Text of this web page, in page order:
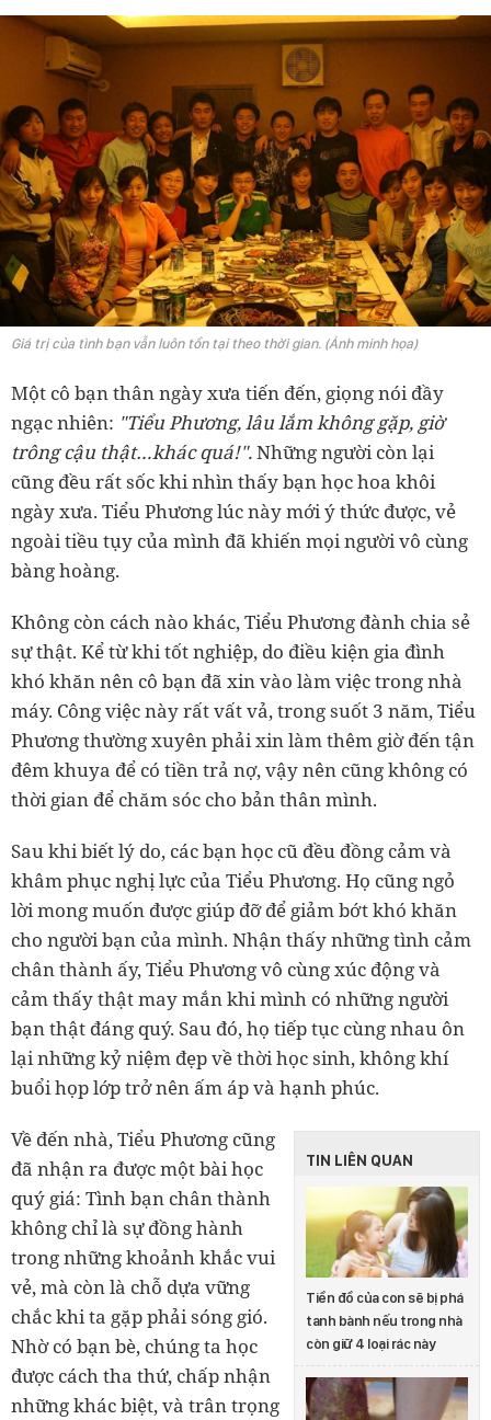
Giá trị của tình bạn vẫn luôn tồn tại theo thời gian. (Ảnh minh họa)
Một cô bạn thân ngày xưa tiến đến, giọng nói đầy
ngạc nhiên: "Tiểu Phương, lâu lắm không gặp, giờ
trông cậu thật…khác quá!".Những người còn lại
cũng đều rất sốc khi nhìn thấy bạn học hoa khôi
ngày xưa. Tiểu Phương lúc này mới ý thức được, vẻ
ngoài tiều tụy của mình đã khiến mọi người vô cùng
bàng hoàng.
Không còn cách nào khác, Tiểu Phương đành chia sẻ
sự thật. Kể từ khi tốt nghiệp, do điều kiện gia đình
khó khăn nên cô bạn đã xin vào làm việc trong nhà
máy. Công việc này rất vất vả, trong suốt 3 năm, Tiểu
Phương thường xuyên phải xin làm thêm giờ đến tận
đêm khuya để có tiền trả nợ, vậy nên cũng không có
thời gian để chăm sóc cho bản thân mình.
Sau khi biết lý do, các bạn học cũ đều đồng cảm và
khâm phục nghị lực của Tiểu Phương. Họ cũng ngỏ
lời mong muốn được giúp đỡ để giảm bớt khó khăn
cho người bạn của mình. Nhận thấy những tình cảm
chân thành ấy, Tiểu Phương vô cùng xúc động và
cảm thấy thật may mắn khi mình có những người
bạn thật đáng quý. Sau đó, họ tiếp tục cùng nhau ôn
lại những kỷ niệm đẹp về thời học sinh, không khí
buổi họp lớp trở nên ấm áp và hạnh phúc.
TIN LIÊN QUAN
Tiền đồ của con sẽ bị phá
tanh bành nếu trong nhà
còn giữ 4 loại rác này
Về đến nhà, Tiểu Phương cũng
đã nhận ra được một bài học
quý giá: Tình bạn chân thành
không chỉ là sự đồng hành
trong những khoảnh khắc vui
vẻ, mà còn là chỗ dựa vững
chắc khi ta gặp phải sóng gió.
Nhờ có bạn bè, chúng ta học
được cách tha thứ, chấp nhận
những khác biệt, và trân trọng